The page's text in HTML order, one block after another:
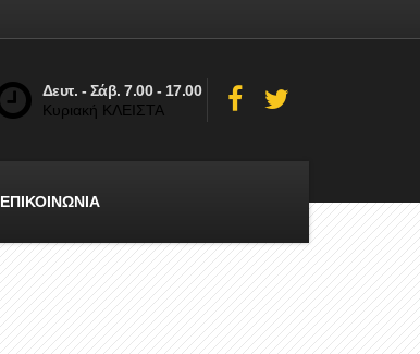
Δευτ. - Σάβ. 7.00 - 17.00
Κυριακή ΚΛΕΙΣΤΑ
ΕΠΙΚΟΙΝΩΝΙΑ